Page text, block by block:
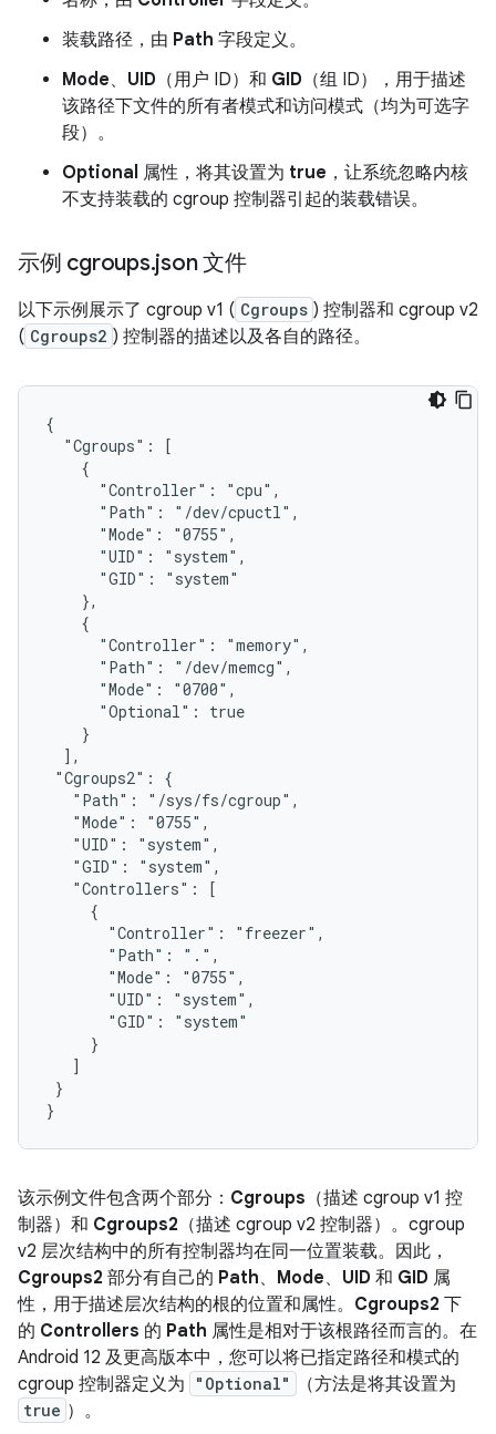
装载路径，由 Path 字段定义。
Mode、 UID （用户 ID）和 GID （组 ID），用于描述
该路径下文件的所有者模式和访问模式（均为可选字
段）。
Optional 属性，将其设置为 true ，让系统忽略内核
不支持装载的 cgroup 控制器引起的装载错误。
示例 cgroups.json 文件
以下示例展示了 cgroup v1 ( Cgroups ) 控制器和 cgroup v2
( Cgroups2 ) 控制器的描述以及各自的路径。
{
  "Cgroups": [
    {
      "Controller": "cpu",
      "Path": "/dev/cpuctl",
      "Mode": "0755",
      "UID": "system",
      "GID": "system"
    },
    {
      "Controller": "memory",
      "Path": "/dev/memcg",
      "Mode": "0700",
      "Optional": true
    }
  ],
"Cgroups2": {
   "Path": "/sys/fs/cgroup",
   "Mode": "0755",
   "UID": "system",
   "GID": "system",
   "Controllers": [
     {
       "Controller": "freezer",
       "Path": ".",
       "Mode": "0755",
       "UID": "system",
       "GID": "system"
     }
   ]
}
该示例文件包含两个部分： Cgroups （描述 cgroup v1 控
制器）和 Cgroups2 （描述 cgroup v2 控制器）。cgroup
v2 层次结构中的所有控制器均在同一位置装载。因此，
Cgroups2 部分有自己的 Path、 Mode、 UID 和 GID 属
性，用于描述层次结构的根的位置和属性。 Cgroups2 下
的 Controllers 的 Path 属性是相对于该根路径而言的。在
Android 12 及更高版本中，您可以将已指定路径和模式的
cgroup 控制器定义为
"Optional" （方法是将其设置为
true ）。